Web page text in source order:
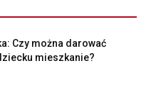
Czy można darować
mieszkanie?